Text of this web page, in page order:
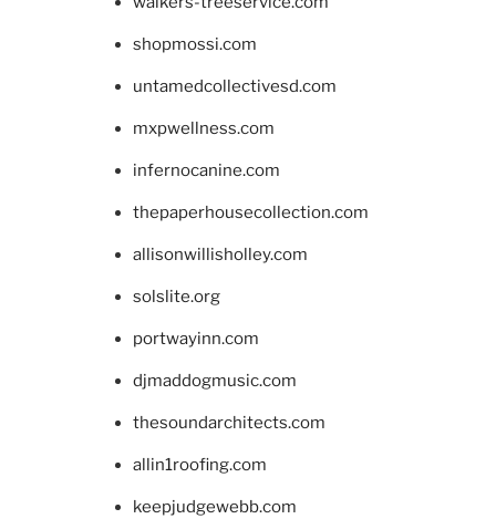
shopmossi.com
untamedcollectivesd.com
mxpwellness.com
infernocanine.com
thepaperhousecollection.com
allisonwillisholley.com
solslite.org
portwayinn.com
djmaddogmusic.com
thesoundarchitects.com
allin1roofing.com
keepjudgewebb.com